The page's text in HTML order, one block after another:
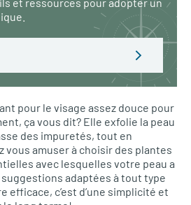
pour le visage assez douce pour
ça vous dit? Elle exfolie la peau
des impuretés, tout en
vous amuser à choisir des plantes
avec lesquelles votre peau a
adaptées à tout type
efficace, c’est d’une simplicité et